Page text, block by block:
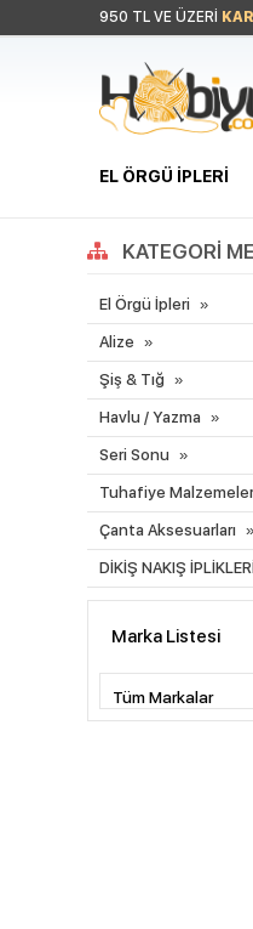
950 TL VE ÜZERİ
EL ÖRGÜ İPLERI
KATEGORI
El Örgü İpleri
Alize
Şiş & Tığ
Havlu / Yazma
Seri Sonu
Tuhafiye
Çanta Aksesuarları
DİKİŞ NAKIŞ İPLİKLERİ
Marka Listesi